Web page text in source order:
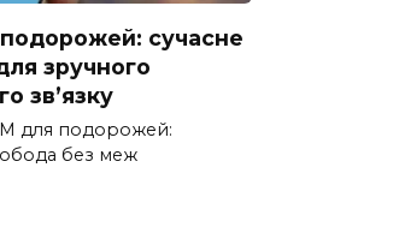
сучасне
зручного
зв’язку
для подорожей:
без меж